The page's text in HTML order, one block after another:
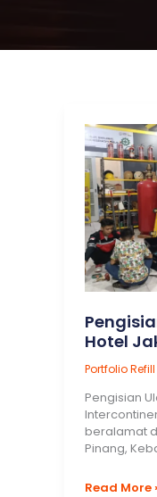
Hotel
Portfolio
Pengisian
beralamat
Pinang,
Pengisian
Read More